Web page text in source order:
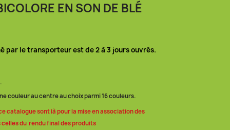
EN SON DE BLÉ
par le transporteur est de 2 à 3 jours ouvrés.
couleur au centre au choix parmi 16 couleurs.
catalogue sont là pour la mise en association des
du rendu final des produits